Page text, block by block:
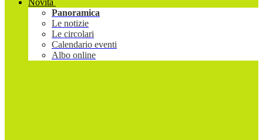
Novità
Panoramica
Le notizie
Le circolari
Calendario eventi
Albo online